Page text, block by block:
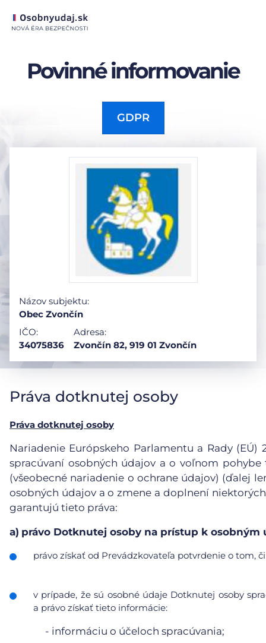
Povinné informovanie
GDPR
Názov subjektu:
Obec Zvončín
IČO:
34075836
Adresa:
Zvončín 82, 919 01 Zvončín
Práva dotknutej osoby
Práva dotknutej osoby
Nariadenie Európskeho Parlamentu a Rady (EÚ)
spracúvaní osobných údajov a o voľnom
(všeobecné nariadenie o ochrane údajov) (ďalej
osobných údajov a o zmene a doplnení
garantujú tieto práva:
a) právo Dotknutej osoby na prístup k osobným
právo získať od Prevádzkovateľa potvrdenie o tom,
v prípade, že sú osobné údaje Dotknutej osoby
a právo získať tieto informácie:
- informáciu o účeloch spracúvania;